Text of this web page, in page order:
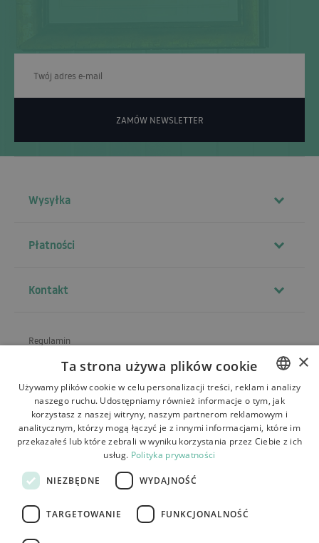
ZAMÓW NEWSLETTER
Wysyłka
Płatności
Kontakt
Regulamin
Wysyłka
Zwroty i reklamacje
Kontakt
POLISH
BULGARIAN
×
Ta strona używa plików cookie
Używamy plików cookie w celu personalizacji treści, reklam i analizy
naszego ruchu. Udostępniamy również informacje o tym, jak
korzystasz z naszej witryny, naszym partnerom reklamowym i
analitycznym, którzy mogą łączyć je z innymi informacjami, które im
przekazałeś lub które zebrali w wyniku korzystania przez Ciebie z ich
usług. Polityka prywatności
NIEZBĘDNE WYDAJNOŚĆ
TARGETOWANIE FUNKCJONALNOŚĆ